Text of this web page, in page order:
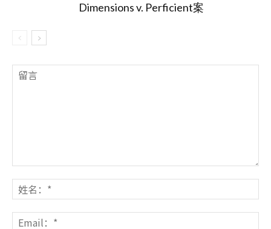
Dimensions v. Perficient案